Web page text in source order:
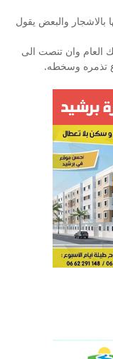
والبعض يقول
العام وان تنصت الى
تذمره وسخطه.